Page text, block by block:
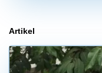
Artikel